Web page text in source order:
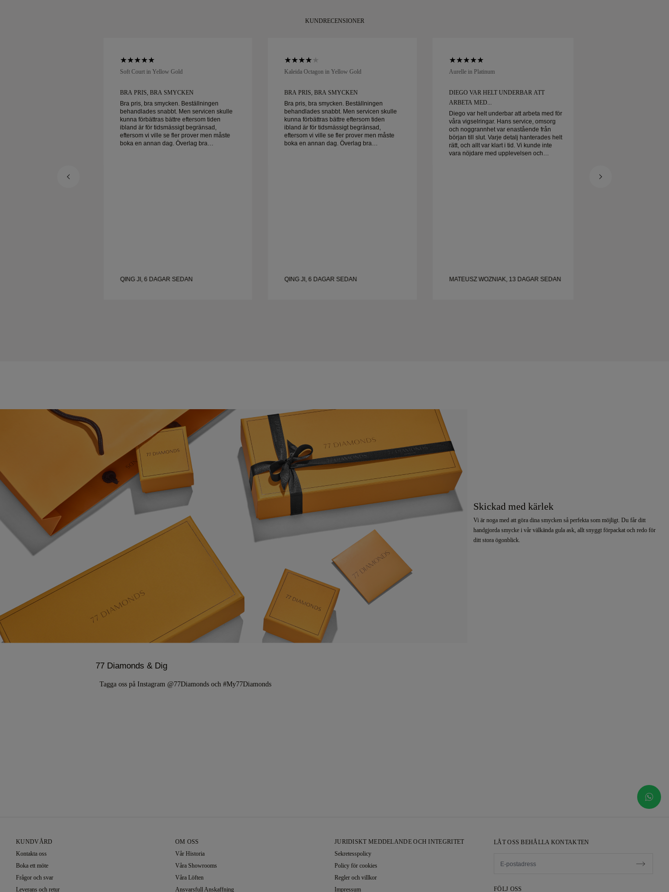
KUNDRECENSIONER
Soft Court in Yellow Gold
BRA PRIS, BRA SMYCKEN
Bra pris, bra smycken. Beställningen
behandlades snabbt. Men servicen skulle
kunna förbättras bättre eftersom tiden
ibland är för tidsmässigt begränsad,
eftersom vi ville se fler prover men måste
boka en annan dag. Överlag bra
QING JI, 6 DAGAR SEDAN
Kaleida Octagon in Yellow Gold
BRA PRIS, BRA SMYCKEN
Bra pris, bra smycken. Beställningen
behandlades snabbt. Men servicen skulle
kunna förbättras bättre eftersom tiden
ibland är för tidsmässigt begränsad,
eftersom vi ville se fler prover men måste
boka en annan dag. Överlag bra
QING JI, 6 DAGAR SEDAN
Aurelle in Platinum
DIEGO VAR HELT UNDERBAR ATT
ARBETA MED...
Diego var helt underbar att arbeta med för
våra vigselringar. Hans service, omsorg
och noggrannhet var enastående från
början till slut. Varje detalj hanterades helt
rätt, och allt var klart i tid. Vi kunde inte
vara nöjdare med upplevelsen och
MATEUSZ WOZNIAK, 13 DAGAR SEDAN
Skickad med kärlek
Vi är noga med att göra dina smycken så perfekta som möjligt. Du får ditt
handgjorda smycke i vår välkända gula ask, allt snyggt förpackat och redo för
ditt stora ögonblick.
77 Diamonds & Dig
Tagga oss på Instagram @77Diamonds och #My77Diamonds
LÅT OSS BEHÅLLA KONTAKTEN
FÖLJ OSS
KUNDVÅRD
Kontakta oss
Boka ett möte
Frågor och svar
Leverans och retur
OM OSS
Vår Historia
Våra Showrooms
Våra Löften
Ansvarsfull Anskaffning
JURIDISKT MEDDELANDE OCH INTEGRITET
Sekretesspolicy
Policy för cookies
Regler och villkor
Impressum